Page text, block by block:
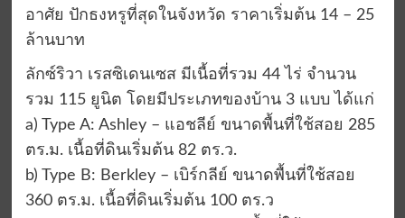
อาศัย ปักธงหรูที่สุดในจังหวัด ราคาเริ่มต้น 14 – 25
ล้านบาท
ลักซ์ริวา เรสซิเดนเซส มีเนื้อที่รวม 44 ไร่ จำนวน
รวม 115 ยูนิต โดยมีประเภทของบ้าน 3 แบบ ได้แก่
a) Type A: Ashley – แอชลีย์ ขนาดพื้นที่ใช้สอย 285
ตร.ม. เนื้อที่ดินเริ่มต้น 82 ตร.ว.
b) Type B: Berkley – เบิร์กลีย์ ขนาดพื้นที่ใช้สอย
360 ตร.ม. เนื้อที่ดินเริ่มต้น 100 ตร.ว